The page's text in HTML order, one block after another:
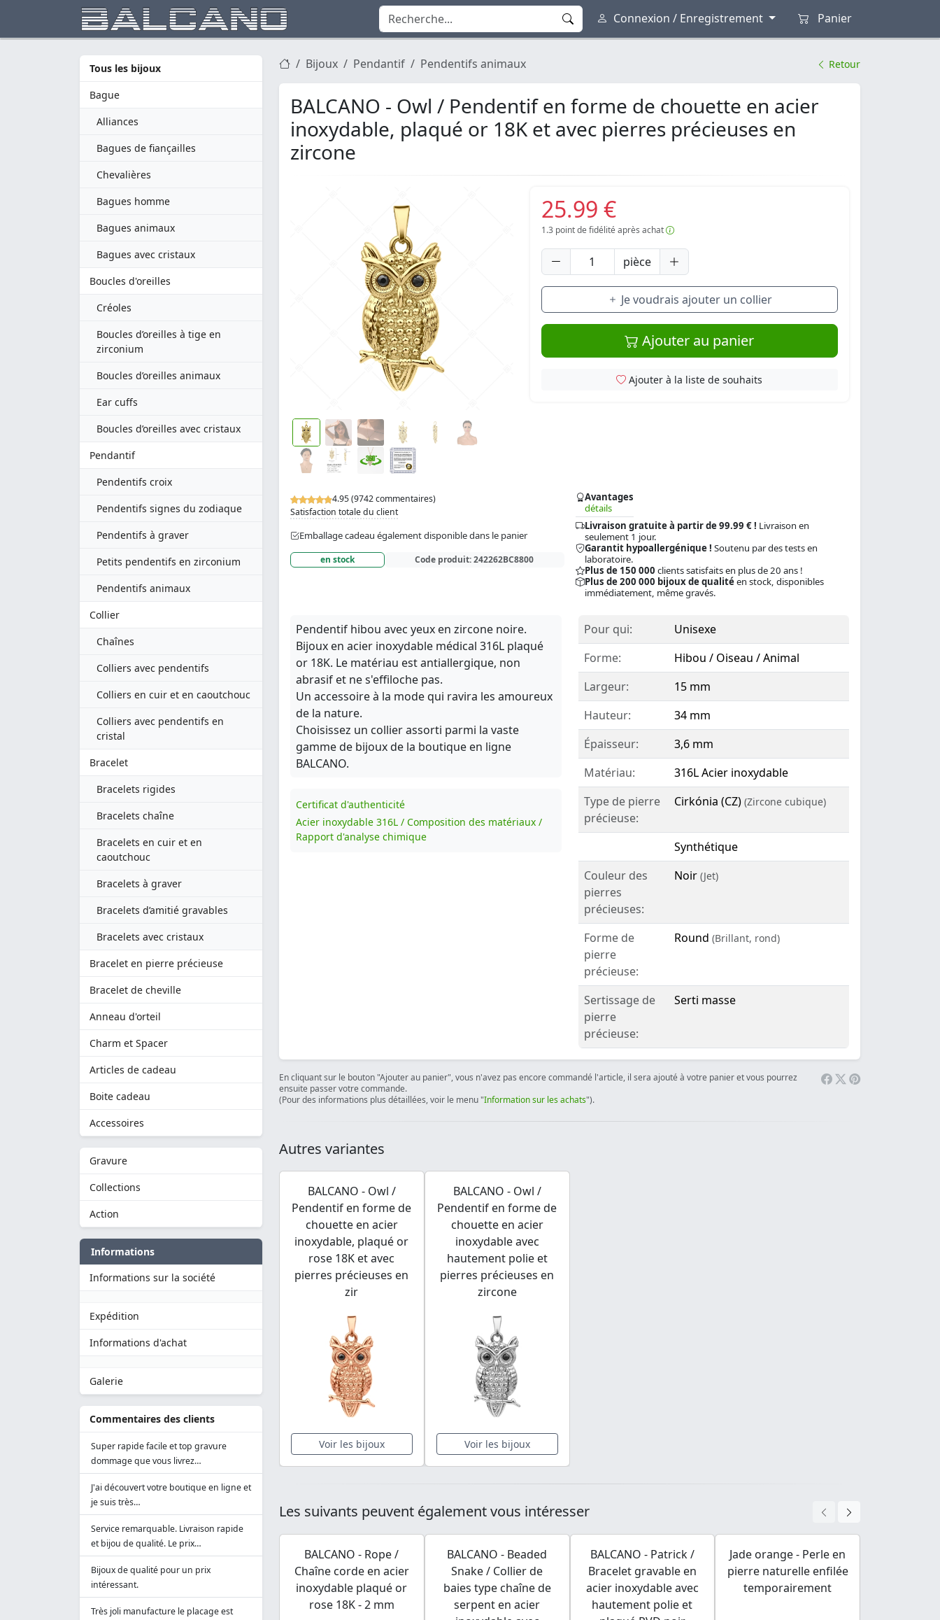
Connexion / Enregistrement Panier
Tous les bijoux
Bague
Alliances
Bagues de fiançailles
Chevalières
Bagues homme
Bagues animaux
Bagues avec cristaux
Boucles d'oreilles
Créoles
Boucles d’oreilles à tige en
zirconium
Boucles d’oreilles animaux
Ear cuffs
Boucles d’oreilles avec cristaux
Pendantif
Pendentifs croix
Pendentifs signes du zodiaque
Pendentifs à graver
Petits pendentifs en zirconium
Pendentifs animaux
Collier
Chaînes
Colliers avec pendentifs
Colliers en cuir et en caoutchouc
Colliers avec pendentifs en
cristal
Bracelet
Bracelets rigides
Bracelets chaîne
Bracelets en cuir et en
caoutchouc
Bracelets à graver
Bracelets d’amitié gravables
Bracelets avec cristaux
Bracelet en pierre précieuse
Bracelet de cheville
Anneau d'orteil
Charm et Spacer
Articles de cadeau
Boite cadeau
Accessoires
Gravure
Collections
Action
Informations
Informations sur la société
Expédition
Informations d'achat
Galerie
Commentaires des clients
Super rapide facile et top gravure
dommage que vous livrez…
J'ai découvert votre boutique en ligne et
je suis très…
Service remarquable. Livraison rapide
et bijou de qualité. Le prix…
Bijoux de qualité pour un prix
intéressant.
Très joli manufacture le placage est
Bijoux Pendantif Pendentifs animaux Retour
BALCANO - Owl / Pendentif en forme de chouette en acier
inoxydable, plaqué or 18K et avec pierres précieuses en
zircone
4.95 (9742 commentaires)
Satisfaction totale du client
Emballage cadeau également disponible dans le panier
en stock Code produit:242262BC8800
Avantages
détails
Livraison gratuite à partir de 99.99 € ! Livraison en
seulement 1 jour.
Garantit hypoallergénique ! Soutenu par des tests en
laboratoire.
Plus de 150 000 clients satisfaits en plus de 20 ans !
Plus de 200 000 bijoux de qualitéen stock, disponibles
immédiatement, même gravés.
25.99 €
1.3point de fidélité après achat
pièce
Je voudrais ajouter un collier
Ajouter au panier
Ajouter à la liste de souhaits
Pendentif hibou avec yeux en zircone noire.
Bijoux en acier inoxydable médical 316L plaqué
or 18K. Le matériau est antiallergique, non
abrasif et ne s'effiloche pas.
Un accessoire à la mode qui ravira les amoureux
de la nature.
Choisissez un collier assorti parmi la vaste
gamme de bijoux de la boutique en ligne
BALCANO.
Certificat d'authenticité
Acier inoxydable 316L / Composition des matériaux /
Rapport d'analyse chimique
Pour qui:
Unisexe
Forme:
Hibou / Oiseau / Animal
Largeur:
15 mm
Hauteur:
34 mm
Épaisseur:
3,6 mm
Matériau:
316L Acier inoxydable
Type de pierre
précieuse:
Cirkónia (CZ) (Zircone cubique)
Synthétique
Couleur des
pierres
précieuses:
Noir (Jet)
Forme de
pierre
précieuse:
Round (Brillant, rond)
Sertissage de
pierre
précieuse:
Serti masse
En cliquant sur le bouton "Ajouter au panier", vous n'avez pas encore commandé l'article, il sera ajouté à votre panier et vous pourrez
ensuite passer votre commande.
(Pour des informations plus détaillées, voir le menu "Information sur les achats").
Autres variantes
BALCANO - Owl /
Pendentif en forme de
chouette en acier
inoxydable, plaqué or
rose 18K et avec
pierres précieuses en
zir
Voir les bijoux
BALCANO - Owl /
Pendentif en forme de
chouette en acier
inoxydable avec
hautement polie et
pierres précieuses en
zircone
Voir les bijoux
Les suivants peuvent également vous intéresser
BALCANO - Rope /
Chaîne corde en acier
inoxydable plaqué or
rose 18K - 2 mm
BALCANO - Beaded
Snake / Collier de
baies type chaîne de
serpent en acier
BALCANO - Patrick /
Bracelet gravable en
acier inoxydable avec
hautement polie et
Jade orange - Perle en
pierre naturelle enfilée
temporairement